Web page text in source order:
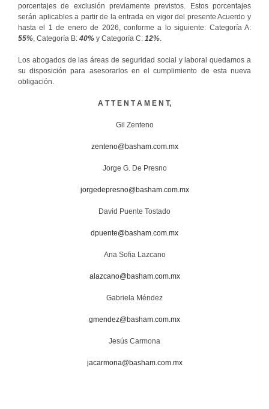
porcentajes de exclusión previamente previstos. Estos porcentajes
serán aplicables a partir de la entrada en vigor del presente Acuerdo y
hasta el 1 de enero de 2026, conforme a lo siguiente: Categoría A:
55% , Categoría B: 40% y Categoría C: 12%
Los abogados de las áreas de seguridad social y laboral quedamos a
su disposición para asesorarlos en el cumplimiento de esta nueva
obligación.
A T T E N T A M E N T,
Gil Zenteno
zenteno@basham.com.mx
Jorge G. De Presno
jorgedepresno@basham.com.mx
David Puente Tostado
dpuente@basham.com.mx
Ana Sofia Lazcano
alazcano@basham.com.mx
Gabriela Méndez
gmendez@basham.com.mx
Jesús Carmona
jacarmona@basham.com.mx